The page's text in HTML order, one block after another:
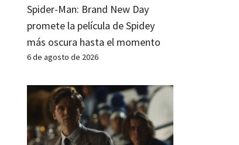
Spider-Man: Brand New Day
promete la película de Spidey
más oscura hasta el momento
6 de agosto de 2026